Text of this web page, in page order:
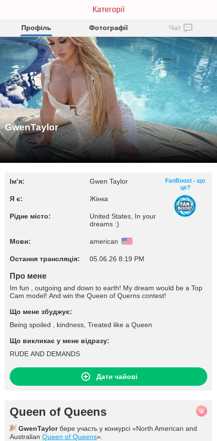
GwenTaylor
Профіль Фотографії Чат
GwenTaylor
Ім’я: Gwen Taylor
Я є: Жінка
Рідне місто:
United States, In your
dreams :)
Мови: american
Остання трансляція: 05.06.26 8:19 PM
FanBoost - що
це?
Про мене
Im fun , outgoing and down to earth! My dream would be a Top
Cam model! And win the Queen of Querns contest!
Що мене збуджує:
Being spoiled , kindness, Treated like a Queen
Що викликає у мене відразу:
RUDE AND DEMANDS
Дати чайові
Queen of Queens
GwenTaylor бере участь у конкурсі «North American and
Australian Queen of Queens».
Категорії